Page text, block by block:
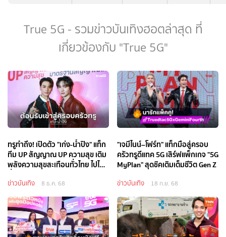
True 5G - รวมข่าวบันเทิงฮอตล่าสุด ที่
เกี่ยวข้องกับ "True 5G"
ทรูทำถึง! เปิดตัว "เก่ง-น้ำปิง" แท็ก
ทีม UP สัญญาณ UP ความสุข เติม
พลังความสุขสะเทือนทั่วไทย ไปไกล
ข่าวบันเทิง 8 ธ.ค. 68
"เจมีไนน์–โฟร์ท" แท็กมือสู่ครอบ
ครัวทรูดีแทค 5G เสิร์ฟแพ็กเกจ "5G
MyPlan" สุดชิคเติมเต็มชีวิต Gen Z
ข่าวบันเทิง 18 ก.ย. 68